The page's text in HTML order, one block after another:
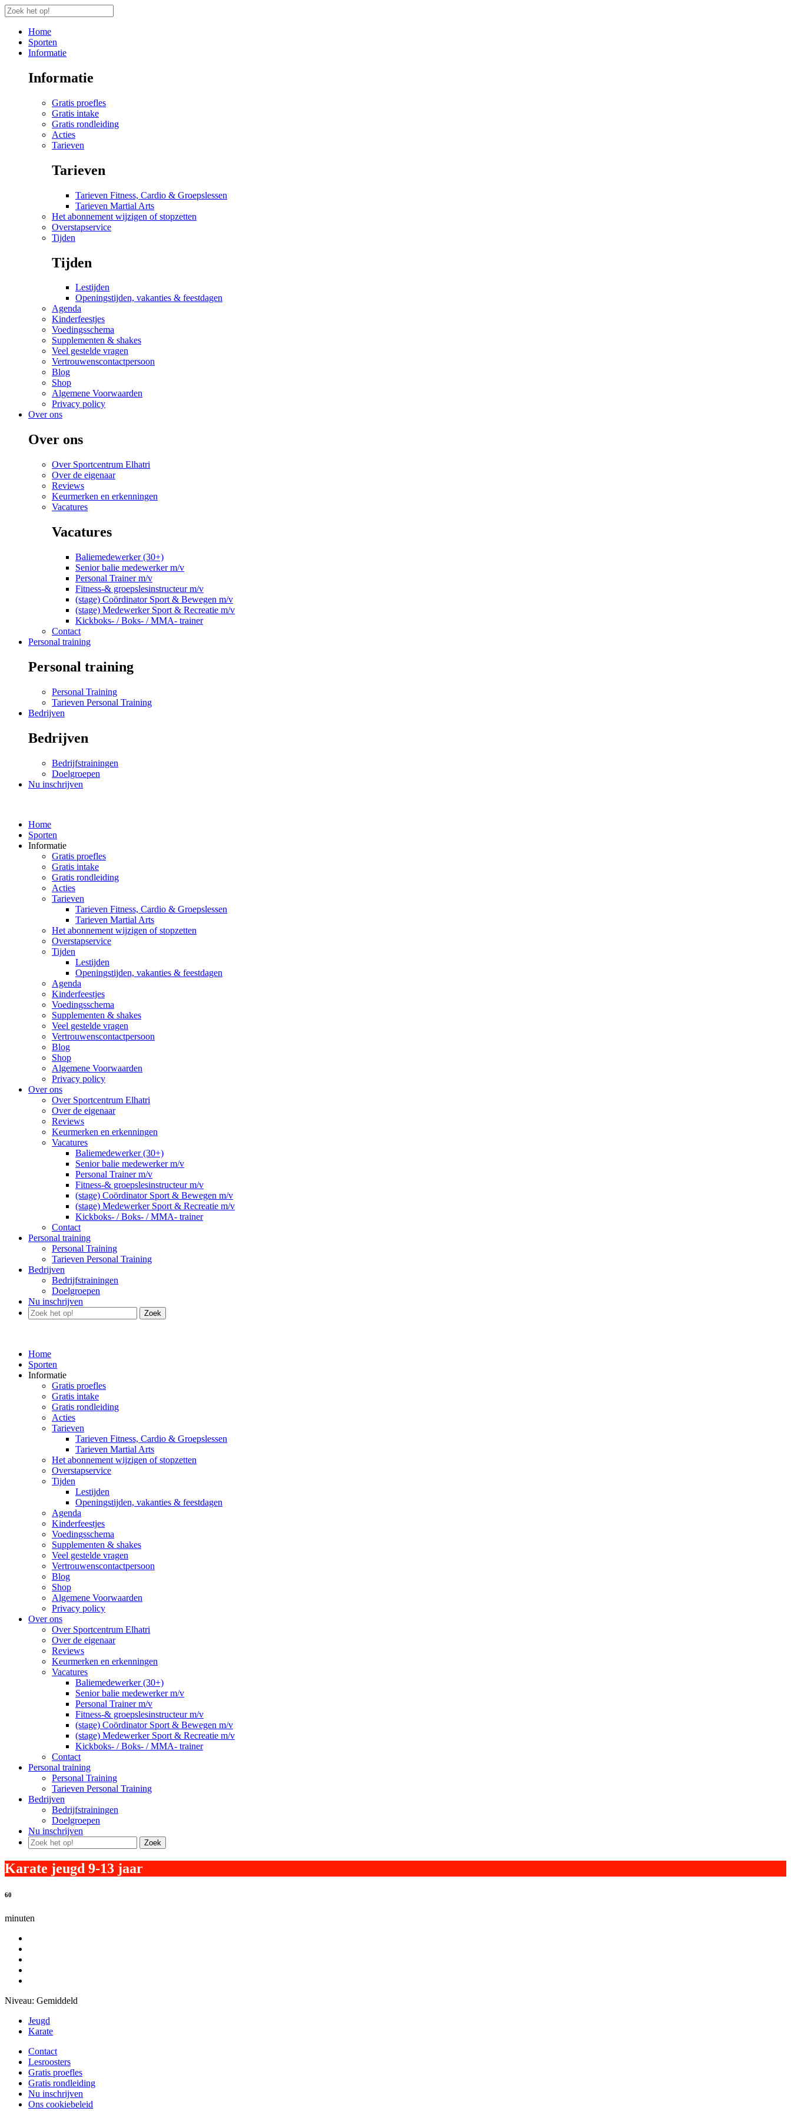
Home
Sporten
Informatie
Informatie
Gratis proefles
Gratis intake
Gratis rondleiding
Acties
Tarieven
Tarieven
Tarieven Fitness, Cardio & Groepslessen
Tarieven Martial Arts
Het abonnement wijzigen of stopzetten
Overstapservice
Tijden
Tijden
Lestijden
Openingstijden, vakanties & feestdagen
Agenda
Kinderfeestjes
Voedingsschema
Supplementen & shakes
Veel gestelde vragen
Vertrouwenscontactpersoon
Blog
Shop
Algemene Voorwaarden
Privacy policy
Over ons
Over ons
Over Sportcentrum Elhatri
Over de eigenaar
Reviews
Keurmerken en erkenningen
Vacatures
Vacatures
Baliemedewerker (30+)
Senior balie medewerker m/v
Personal Trainer m/v
Fitness-& groepslesinstructeur m/v
(stage) Coördinator Sport & Bewegen m/v
(stage) Medewerker Sport & Recreatie m/v
Kickboks- / Boks- / MMA- trainer
Contact
Personal training
Personal training
Personal Training
Tarieven Personal Training
Bedrijven
Bedrijven
Bedrijfstrainingen
Doelgroepen
Nu inschrijven
Home
Sporten
Informatie
Gratis proefles
Gratis intake
Gratis rondleiding
Acties
Tarieven
Tarieven Fitness, Cardio & Groepslessen
Tarieven Martial Arts
Het abonnement wijzigen of stopzetten
Overstapservice
Tijden
Lestijden
Openingstijden, vakanties & feestdagen
Agenda
Kinderfeestjes
Voedingsschema
Supplementen & shakes
Veel gestelde vragen
Vertrouwenscontactpersoon
Blog
Shop
Algemene Voorwaarden
Privacy policy
Over ons
Over Sportcentrum Elhatri
Over de eigenaar
Reviews
Keurmerken en erkenningen
Vacatures
Baliemedewerker (30+)
Senior balie medewerker m/v
Personal Trainer m/v
Fitness-& groepslesinstructeur m/v
(stage) Coördinator Sport & Bewegen m/v
(stage) Medewerker Sport & Recreatie m/v
Kickboks- / Boks- / MMA- trainer
Contact
Personal training
Personal Training
Tarieven Personal Training
Bedrijven
Bedrijfstrainingen
Doelgroepen
Nu inschrijven
Zoek
Home
Sporten
Informatie
Gratis proefles
Gratis intake
Gratis rondleiding
Acties
Tarieven
Tarieven Fitness, Cardio & Groepslessen
Tarieven Martial Arts
Het abonnement wijzigen of stopzetten
Overstapservice
Tijden
Lestijden
Openingstijden, vakanties & feestdagen
Agenda
Kinderfeestjes
Voedingsschema
Supplementen & shakes
Veel gestelde vragen
Vertrouwenscontactpersoon
Blog
Shop
Algemene Voorwaarden
Privacy policy
Over ons
Over Sportcentrum Elhatri
Over de eigenaar
Reviews
Keurmerken en erkenningen
Vacatures
Baliemedewerker (30+)
Senior balie medewerker m/v
Personal Trainer m/v
Fitness-& groepslesinstructeur m/v
(stage) Coördinator Sport & Bewegen m/v
(stage) Medewerker Sport & Recreatie m/v
Kickboks- / Boks- / MMA- trainer
Contact
Personal training
Personal Training
Tarieven Personal Training
Bedrijven
Bedrijfstrainingen
Doelgroepen
Nu inschrijven
Zoek
Karate jeugd 9-13 jaar
60
minuten
Niveau: Gemiddeld
Jeugd
Karate
Contact
Lesroosters
Gratis proefles
Gratis rondleiding
Nu inschrijven
Ons cookiebeleid